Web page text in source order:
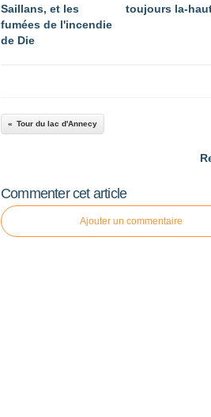
Saillans, et les
fumées de l'incendie
de Die
toujours la-
Tour du lac d'Annecy
Commenter cet article
Ajouter un commentaire